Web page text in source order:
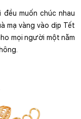
muốn chúc nhau
mạ vàng vào dịp Tết
mọi người một năm